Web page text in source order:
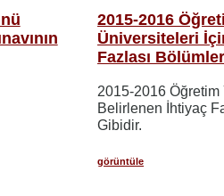
2015-2016
Üniversiteleri
Fazlası Bölümler
2015-2016 Öğretim
Belirlenen İhtiyaç
Gibidir.
görüntüle